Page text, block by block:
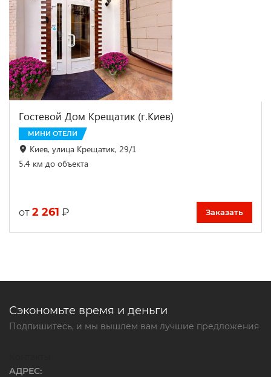
Гостевой Дом Крещатик (г.Киев)
МИНИ ОТЕЛИ
Киев, улица Крещатик, 29/1
5.4 км до объекта
от 2 261 ₽ Заказать
Сэкономьте время и деньги
Подпишитесь, и мы вышлем вам лучшие предложения
АДРЕС: